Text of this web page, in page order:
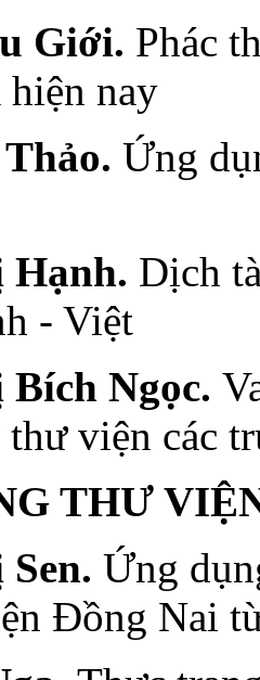
Giới. Phác
hiện nay
Ứng
Hạnh. Dịch
- Việt
Ngọc.
thư viện các
THƯ
Ứng
Đồng Nai